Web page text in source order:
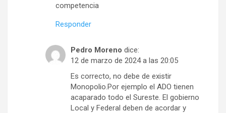
competencia
Responder
Pedro Moreno dice:
12 de marzo de 2024 a las 20:05
Es correcto, no debe de existir
Monopolio.Por ejemplo el ADO tienen
acaparado todo el Sureste. El gobierno
Local y Federal deben de acordar y